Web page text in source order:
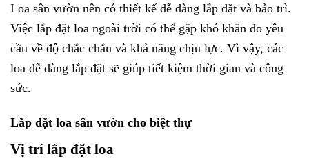
Loa sân vườn nên có thiết kế dễ dàng lắp đặt và bảo trì.
Việc lắp đặt loa ngoài trời có thể gặp khó khăn do yêu
cầu về độ chắc chắn và khả năng chịu lực. Vì vậy, các
loa dễ dàng lắp đặt sẽ giúp tiết kiệm thời gian và công
sức.
Lắp đặt loa sân vườn cho biệt thự
Vị trí lắp đặt loa